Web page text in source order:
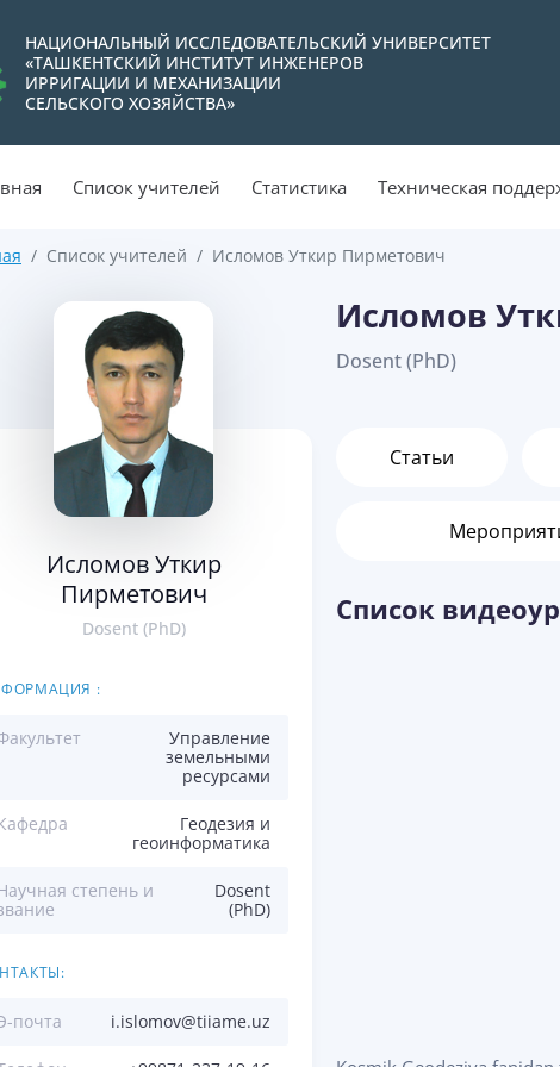
НАЦИОНАЛЬНЫЙ ИССЛЕДОВАТЕЛЬСКИЙ УНИВЕРСИТЕТ
«ТАШКЕНТСКИЙ ИНСТИТУТ ИНЖЕНЕРОВ
ИРРИГАЦИИ И МЕХАНИЗАЦИИ
СЕЛЬСКОГО ХОЗЯЙСТВА»
Список учителей Статистика Техническая
Список учителей Исломов Уткир Пирметович
Исломов Уткир
Пирметович
Dosent (PhD)
:
Управление
земельными
ресурсами
Геодезия и
геоинформатика
степень и
Dosent
(PhD)
почта i.islomov@tiiame.uz
Исломов
Dosent (PhD)
Статьи
Список